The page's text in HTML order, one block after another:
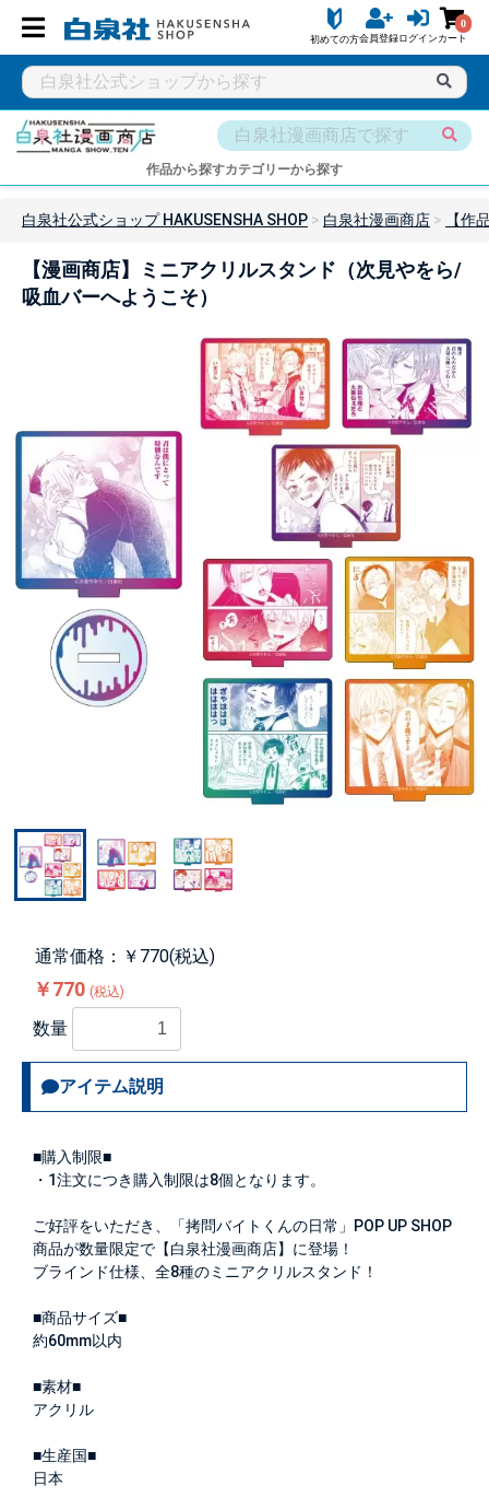
初めての方会員登録ログイン
0
カート
作品から探すカテゴリーから探す
白泉社公式ショップ HAKUSENSHA SHOP 白泉社漫画商店 【作
【漫画商店】ミニアクリルスタンド（次見やをら/
吸血バーへようこそ）
通常価格：￥770(税込)
￥770 (税込)
数量
アイテム説明
■購入制限■
・1注文につき購入制限は8個となります。
ご好評をいただき、「拷問バイトくんの日常」POP UP SHOP
商品が数量限定で【白泉社漫画商店】に登場！
ブラインド仕様、全8種のミニアクリルスタンド！
■商品サイズ■
約60mm以内
■素材■
アクリル
■生産国■
日本